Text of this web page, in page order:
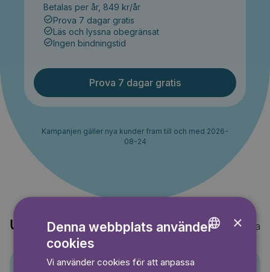
Betalas per år, 849 kr/år
Prova 7 dagar gratis
Läs och lyssna obegränsat
Ingen bindningstid
Prova 7 dagar gratis
Kampanjen gäller nya kunder fram till och med 2026-
08-24
Upptäck också Visa alla
×
Denna webbplats använder
cookies
Vi använder cookies för att anpassa